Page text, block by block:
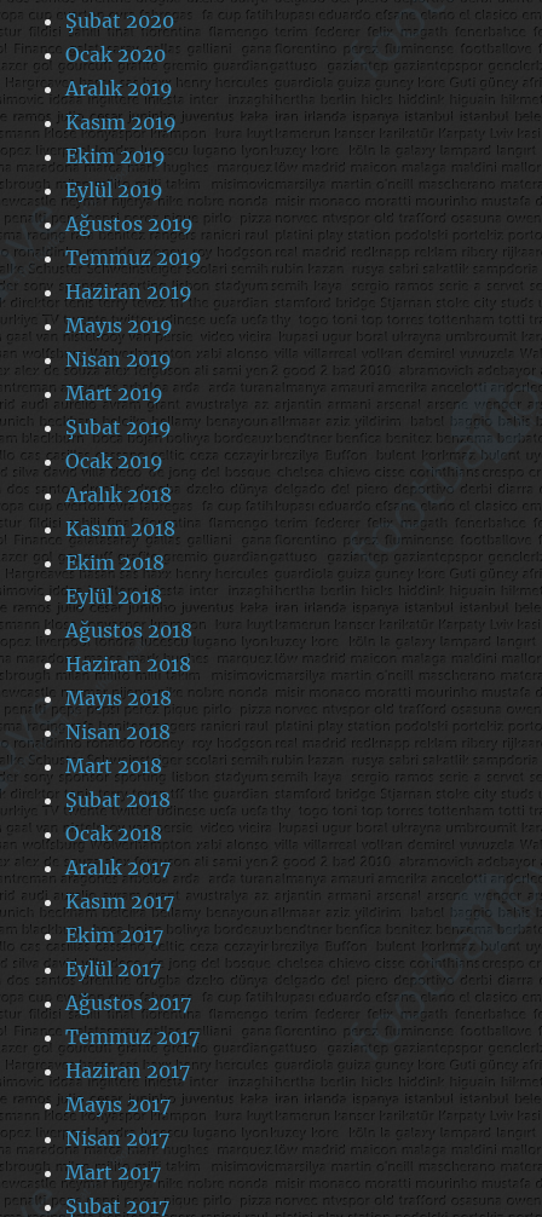
Şubat 2020
Ocak 2020
Aralık 2019
Kasım 2019
Ekim 2019
Eylül 2019
Ağustos 2019
Temmuz 2019
Haziran 2019
Mayıs 2019
Nisan 2019
Mart 2019
Şubat 2019
Ocak 2019
Aralık 2018
Kasım 2018
Ekim 2018
Eylül 2018
Ağustos 2018
Haziran 2018
Mayıs 2018
Nisan 2018
Mart 2018
Şubat 2018
Ocak 2018
Aralık 2017
Kasım 2017
Ekim 2017
Eylül 2017
Ağustos 2017
Temmuz 2017
Haziran 2017
Mayıs 2017
Nisan 2017
Mart 2017
Şubat 2017